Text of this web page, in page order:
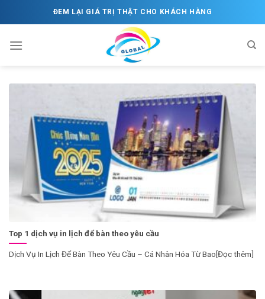
to
ĐEM LẠI GIÁ TRỊ THẬT CHO KHÁCH HÀNG
Top 1 dịch vụ in lịch để bàn theo yêu cầu
Dịch Vụ In Lịch Để Bàn Theo Yêu Cầu – Cá Nhân Hóa Từ Bao[Đọc thêm]